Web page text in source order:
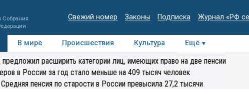
Собрания
Свежий номер Законы Подписка Журнал «РФ
В мире Происшествия Культура
Ещё
Медиацентр Интервью Колумнисты
расширить категории лиц, имеющих право на две пенсии
в России за год стало меньше на 409 тысяч человек
пенсия по старости в России превысила 27,2 тысячи